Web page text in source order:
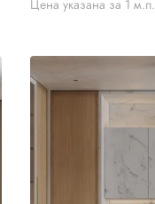
Цена указана за 1 м.п.